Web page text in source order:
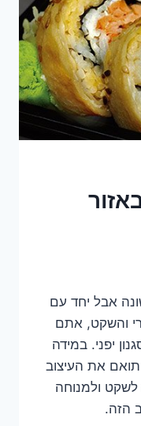
אבל יחד עם
והשקט, אתם
יפני. במידה
את העיצוב
ולמנוחה
הזה.